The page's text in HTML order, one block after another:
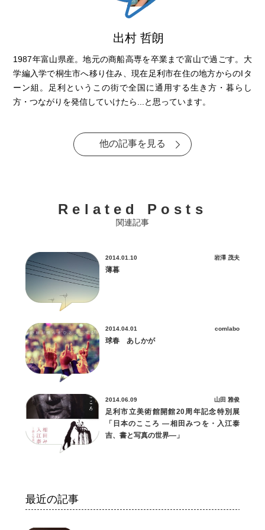
出村 哲朗
1987年富山県産。地元の商船高専を卒業まで富山で過ごす。大
学編入学で桐生市へ移り住み、現在足利市在住の地方からのIタ
ーン組。足利というこの街で全国に通用する生き方・暮らし
方・つながりを発信していけたら...と思っています。
他の記事を見る
Related Posts
関連記事
2014.01.10
薄暮
岩澤 茂夫
2014.04.01
球春 あしかが
comlabo
2014.06.09
足利市立美術館開館20周年記念特別展
「日本のこころ ―相田みつを・入江泰
吉、書と写真の世界―」
山田 雅俊
最近の記事